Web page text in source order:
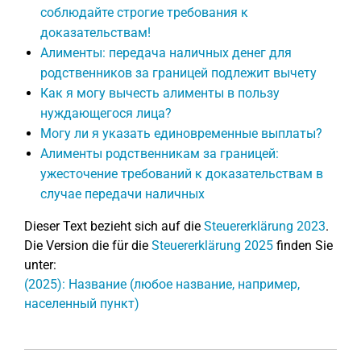
соблюдайте строгие требования к
доказательствам!
Алименты: передача наличных денег для
родственников за границей подлежит вычету
Как я могу вычесть алименты в пользу
нуждающегося лица?
Могу ли я указать единовременные выплаты?
Алименты родственникам за границей:
ужесточение требований к доказательствам в
случае передачи наличных
Dieser Text bezieht sich auf die Steuererklärung 2023.
Die Version die für die Steuererklärung 2025 finden Sie
unter:
(2025): Название (любое название, например,
населенный пункт)